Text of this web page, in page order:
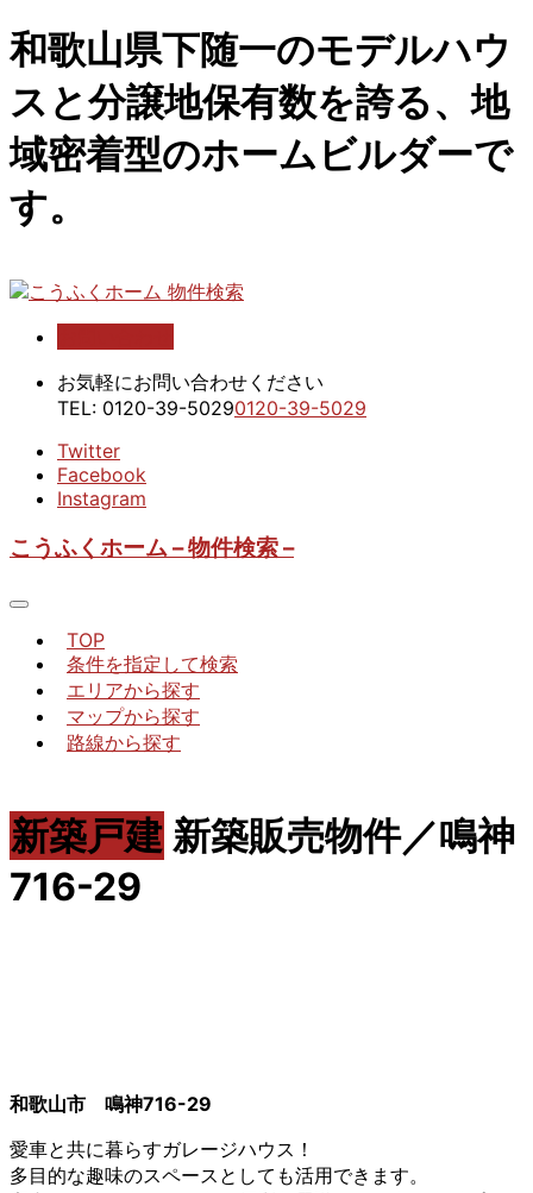
和歌山県下随一のモデルハウ
スと分譲地保有数を誇る、地
域密着型のホームビルダーで
す。
こうふくホーム 物件検索
お気軽にお問い合わせください
TEL: 0120-39-50290120-39-5029
Twitter
Facebook
Instagram
こうふくホーム – 物件検索 –
TOP
条件を指定して検索
エリアから探す
マップから探す
路線から探す
新築戸建 新築販売物件／鳴神
716-29
和歌山市 鳴神716-29
愛車と共に暮らすガレージハウス！
多目的な趣味のスペースとしても活用できます。